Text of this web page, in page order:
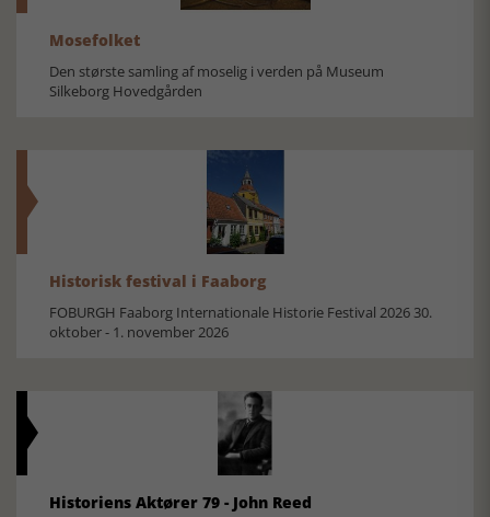
Mosefolket
Den største samling af moselig i verden på Museum
Silkeborg Hovedgården
Historisk festival i Faaborg
FOBURGH Faaborg Internationale Historie Festival 2026 30.
oktober - 1. november 2026
Historiens Aktører 79 - John Reed